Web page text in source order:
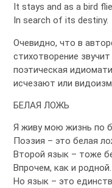
It stays and as a bird
In search of its destiny.
Очевидно, что в
стихотворение
поэтическая
исчезают или
БЕЛАЯ ЛОЖЬ
Я живу мою жизнь по
Поэзия – это белая
Второй язык – тоже
Впрочем, как и родной.
Но язык – это